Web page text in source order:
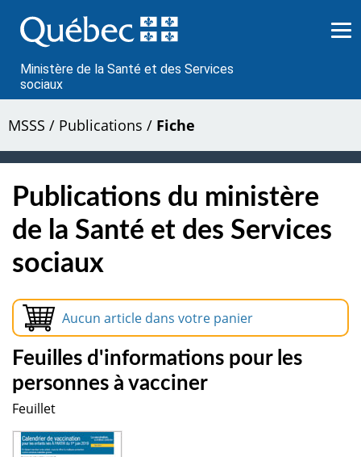
au
contenu
Ministère de la Santé et des Services
sociaux
MSSS / Publications / Fiche
Publications du ministère
de la Santé et des Services
sociaux
Aucun article dans votre panier
Feuilles d'informations pour les
personnes à vacciner
Feuillet